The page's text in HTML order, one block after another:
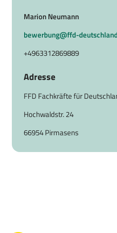
Marion Neumann
bewerbung@ffd-
+4963312869889
Adresse
FFD Fachkräfte für
Hochwaldstr. 24
66954 Pirmasens